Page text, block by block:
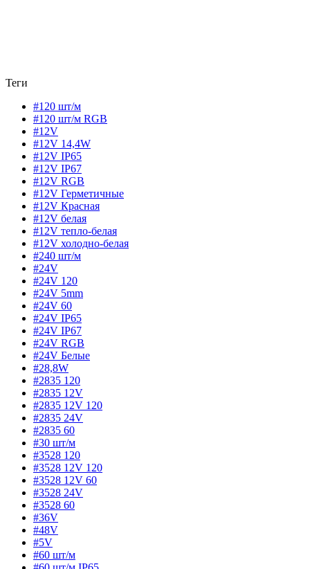
Теги
#120 шт/м
#120 шт/м RGB
#12V
#12V 14,4W
#12V IP65
#12V IP67
#12V RGB
#12V Герметичные
#12V Красная
#12V белая
#12V тепло-белая
#12V холодно-белая
#240 шт/м
#24V
#24V 120
#24V 5mm
#24V 60
#24V IP65
#24V IP67
#24V RGB
#24V Белые
#28,8W
#2835 120
#2835 12V
#2835 12V 120
#2835 24V
#2835 60
#30 шт/м
#3528 120
#3528 12V 120
#3528 12V 60
#3528 24V
#3528 60
#36V
#48V
#5V
#60 шт/м